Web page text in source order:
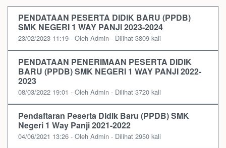
PENDATAAN PESERTA DIDIK BARU (PPDB)
SMK NEGERI 1 WAY PANJI 2023-2024
23/02/2023 11:19 - Oleh Admin - Dilihat 3809 kali
PENDATAAN PENERIMAAN PESERTA DIDIK
BARU (PPDB) SMK NEGERI 1 WAY PANJI 2022-
2023
08/03/2022 19:01 - Oleh Admin - Dilihat 3720 kali
Pendaftaran Peserta Didik Baru (PPDB) SMK
Negeri 1 Way Panji 2021-2022
04/06/2021 13:26 - Oleh Admin - Dilihat 2950 kali